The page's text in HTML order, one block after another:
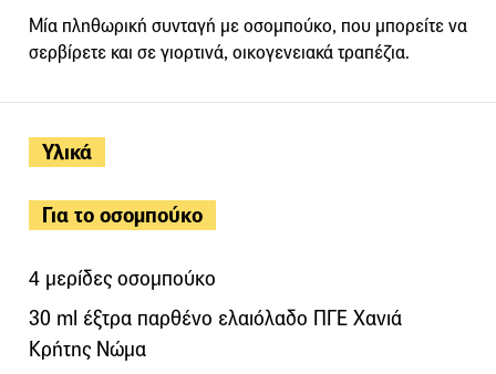
Υλικά
Για το οσομπούκο
4 μερίδες οσομπούκο
30 ml έξτρα παρθένο ελαιόλαδο ΠΓΕ Χανιά
Κρήτης Νώμα
Μία πληθωρική συνταγή με οσομπούκο, που μπορείτε να
σερβίρετε και σε γιορτινά, οικογενειακά τραπέζια.